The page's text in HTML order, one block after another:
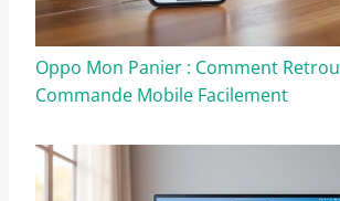
Oppo Mon Panier : Comment
Commande Mobile Facilement